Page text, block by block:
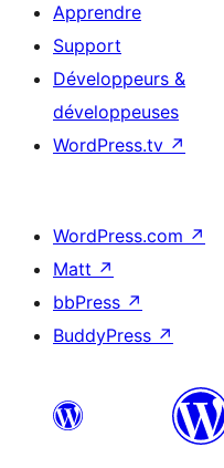
Apprendre
Support
Développeurs &
développeuses
WordPress.tv ↗
WordPress.com ↗
Matt ↗
bbPress ↗
BuddyPress ↗